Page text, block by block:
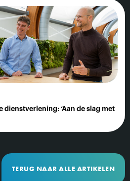
‘Aan de slag met
TERUG NAAR ALLE ARTIKELEN